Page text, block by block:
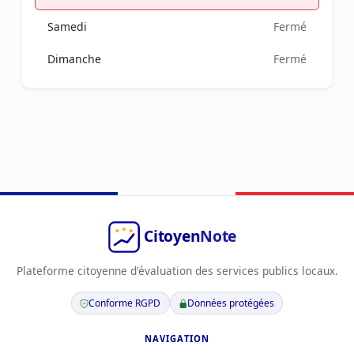
Samedi Fermé
Dimanche Fermé
Plateforme citoyenne d'évaluation des services publics locaux.
Conforme RGPD Données protégées
NAVIGATION